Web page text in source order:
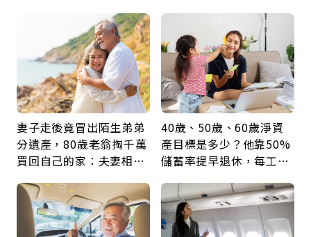
妻子走後竟冒出陌生弟弟
分遺產，80歲老翁掏千萬
買回自己的家：夫妻相守
40歲、50歲、60歲淨資
產目標是多少？他靠50%
儲蓄率提早退休，每工作